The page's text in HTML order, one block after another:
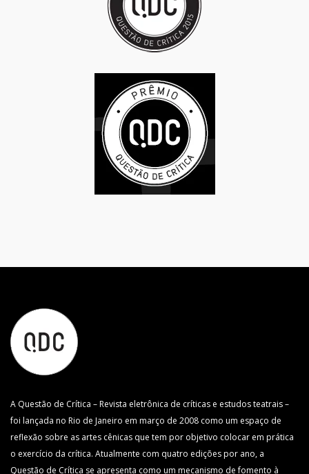
A Questão de Crítica – Revista eletrônica de críticas e estudos teatrais –
foi lançada no Rio de Janeiro em março de 2008 como um espaço de
reflexão sobre as artes cênicas que tem por objetivo colocar em prática
o exercício da crítica. Atualmente com quatro edições por ano, a
Questão de Crítica se apresenta como um mecanismo de fomento à